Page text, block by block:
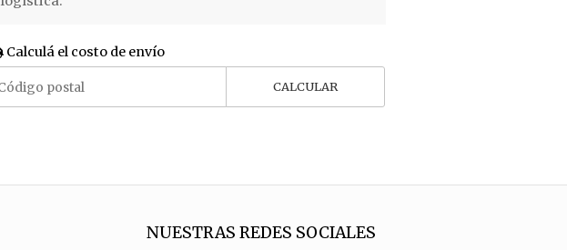
Calculá el costo de envío
CALCULAR
NUESTRAS REDES SOCIALES